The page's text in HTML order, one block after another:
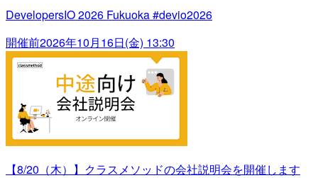
DevelopersIO 2026 Fukuoka #devio2026
開催前2026年10月16日(金) 13:30
【8/20（木）】クラスメソッドの会社説明会を開催します